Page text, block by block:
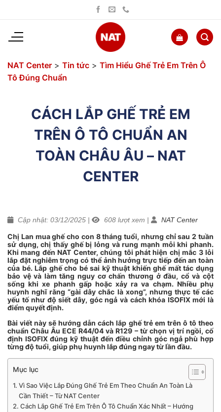
dung
NAT Center > Tin tức > Tìm Hiểu Ghế Trẻ Em Trên Ô
Tô Đúng Chuẩn
CÁCH LẮP GHẾ TRẺ EM
TRÊN Ô TÔ CHUẨN AN
TOÀN CHÂU ÂU – NAT
CENTER
Cập nhật: 03/12/2025 | 608 lượt xem | NAT Center
Chị Lan mua ghế cho con 8 tháng tuổi, nhưng chỉ sau 2 tuần
sử dụng, chị thấy ghế bị lỏng và rung mạnh mỗi khi phanh.
Khi mang đến NAT Center, chúng tôi phát hiện chị mắc 3 lỗi
lắp đặt nghiêm trọng có thể ảnh hưởng trực tiếp đến an toàn
của bé. Lắp ghế cho bé sai kỹ thuật khiến ghế mất tác dụng
bảo vệ và làm tăng nguy cơ chấn thương ở đầu, cổ và cột
sống khi xe phanh gấp hoặc xảy ra va chạm. Nhiều phụ
huynh nghĩ rằng “gài dây chắc là xong”, nhưng thực tế các
yếu tố như độ siết dây, góc ngả và cách khóa ISOFIX mới là
điểm quyết định.
Bài viết này sẽ hướng dẫn cách lắp ghế trẻ em trên ô tô theo
chuẩn Châu Âu ECE R44/04 và R129 – từ chọn vị trí ngồi, cố
định ISOFIX đúng kỹ thuật đến điều chỉnh góc ngả phù hợp
từng độ tuổi, giúp phụ huynh lắp đúng ngay từ lần đầu.
Mục lục
Vì Sao Việc Lắp Đúng Ghế Trẻ Em Theo Chuẩn An Toàn Là
Cần Thiết – Từ NAT Center
Cách Lắp Ghế Trẻ Em Trên Ô Tô Chuẩn Xác Nhất – Hướng